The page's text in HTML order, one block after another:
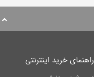
راهنمای خرید اینترنتی